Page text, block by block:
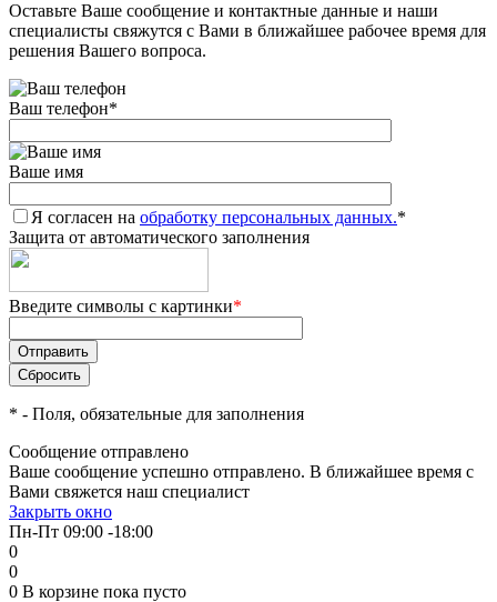
Оставьте Ваше сообщение и контактные данные и наши
специалисты свяжутся с Вами в ближайшее рабочее время для
решения Вашего вопроса.
Ваш телефон*
Ваше имя
Я согласен на обработку персональных данных.*
Защита от автоматического заполнения
Введите символы с картинки*
* - Поля, обязательные для заполнения
Сообщение отправлено
Ваше сообщение успешно отправлено. В ближайшее время с
Вами свяжется наш специалист
Закрыть окно
Пн-Пт 09:00 -18:00
0
0
0 В корзине пока пусто